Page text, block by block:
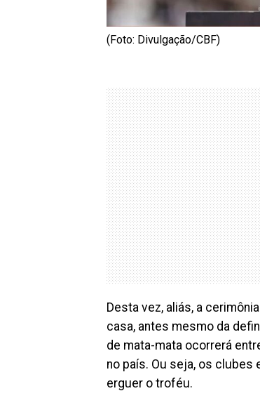
(Foto: Divulgação/CBF)
Desta vez, aliás, a
casa, antes mesmo da
de mata-mata ocorrerá
no país. Ou seja, os
erguer o troféu.